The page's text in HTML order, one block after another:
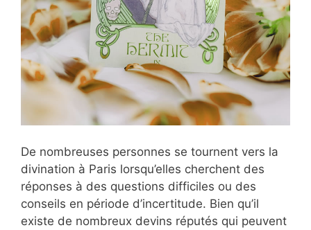
De nombreuses personnes se tournent vers la
divination à Paris lorsqu’elles cherchent des
réponses à des questions difficiles ou des
conseils en période d’incertitude. Bien qu’il
existe de nombreux devins réputés qui peuvent